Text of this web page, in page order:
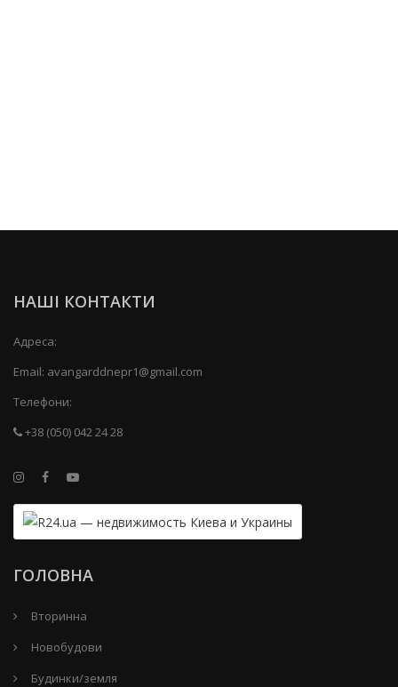
НАШІ КОНТАКТИ
Адреса:
Email: avangarddnepr1@gmail.com
Телефони:
+38 (050) 042 24 28
ГОЛОВНА
Вторинна
Новобудови
Будинки/земля